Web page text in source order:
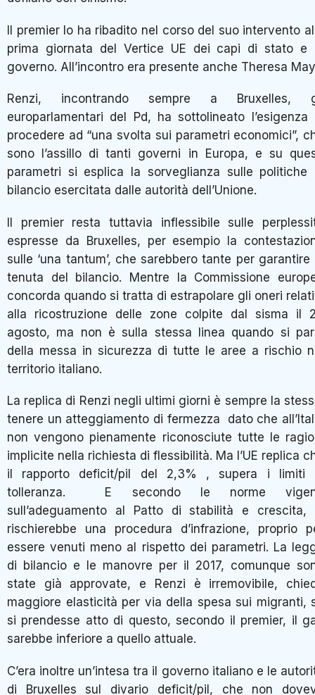
Il premier lo ha ribadito nel corso del suo intervento
prima giornata del Vertice UE dei capi di stato e
governo. All’incontro era presente anche Theresa
Renzi, incontrando sempre a Bruxelles,
europarlamentari del Pd, ha sottolineato l’esigenza
procedere ad “una svolta sui parametri economici”,
sono l’assillo di tanti governi in Europa, e su
parametri si esplica la sorveglianza sulle politiche
bilancio esercitata dalle autorità dell’Unione.
Il premier resta tuttavia inflessibile sulle
espresse da Bruxelles, per esempio la
sulle ‘una tantum’, che sarebbero tante per garantire
tenuta del bilancio. Mentre la Commissione
concorda quando si tratta di estrapolare gli oneri
alla ricostruzione delle zone colpite dal sisma il
agosto, ma non è sulla stessa linea quando si
della messa in sicurezza di tutte le aree a rischio
territorio italiano.
La replica di Renzi negli ultimi giorni è sempre la
tenere un atteggiamento di fermezza dato che
non vengono pienamente riconosciute tutte le
implicite nella richiesta di flessibilità. Ma l’UE replica
il rapporto deficit/pil del 2,3% , supera i limiti
tolleranza. E secondo le norme
sull’adeguamento al Patto di stabilità e crescita,
rischierebbe una procedura d’infrazione, proprio
essere venuti meno al rispetto dei parametri. La
di bilancio e le manovre per il 2017, comunque
state già approvate, e Renzi è irremovibile,
maggiore elasticità per via della spesa sui migranti,
si prendesse atto di questo, secondo il premier, il
sarebbe inferiore a quello attuale.
C’era inoltre un’intesa tra il governo italiano e le
di Bruxelles sul divario deficit/pil, che non